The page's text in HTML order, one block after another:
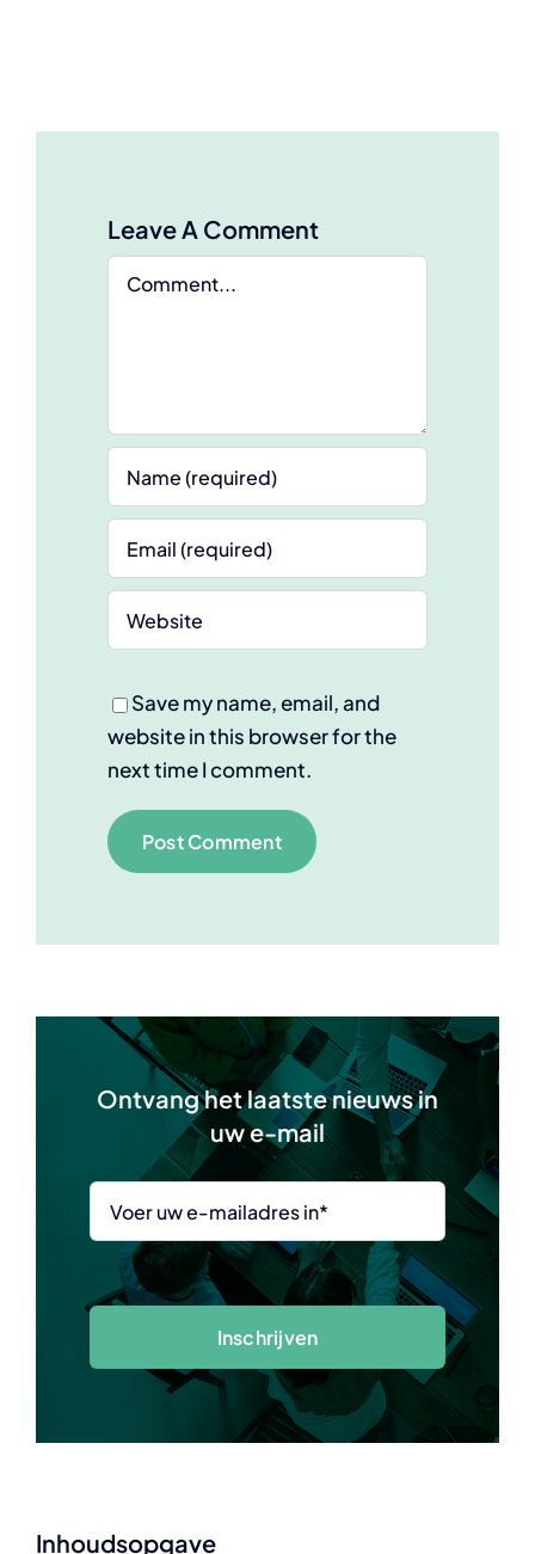
Leave A Comment
Comment
Save my name, email, and
website in this browser for the
next time I comment.
Ontvang het laatste nieuws in
uw e-mail
Inschrijven
Inhoudsopgave